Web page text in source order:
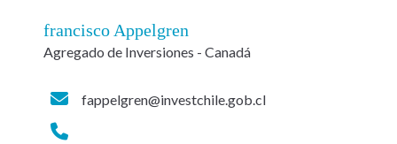
francisco Appelgren
Agregado de Inversiones - Canadá
fappelgren@investchile.gob.cl